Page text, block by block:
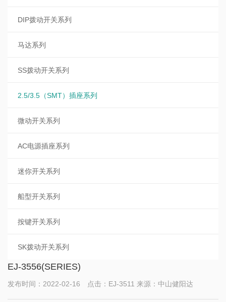
DIP拨动开关系列
马达系列
SS拨动开关系列
2.5/3.5（SMT）插座系列
微动开关系列
AC电源插座系列
迷你开关系列
船型开关系列
按键开关系列
SK拨动开关系列
EJ-3556(SERIES)
发布时间：2022-02-16 点击：EJ-3511 来源：中山健阳达